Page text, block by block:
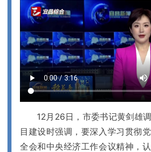
12月26日，市委书记黄剑雄
目建设时强调，要深入学习贯彻
全会和中央经济工作会议精神，